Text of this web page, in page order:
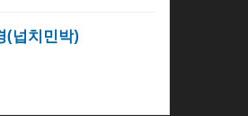
(넙치민박)